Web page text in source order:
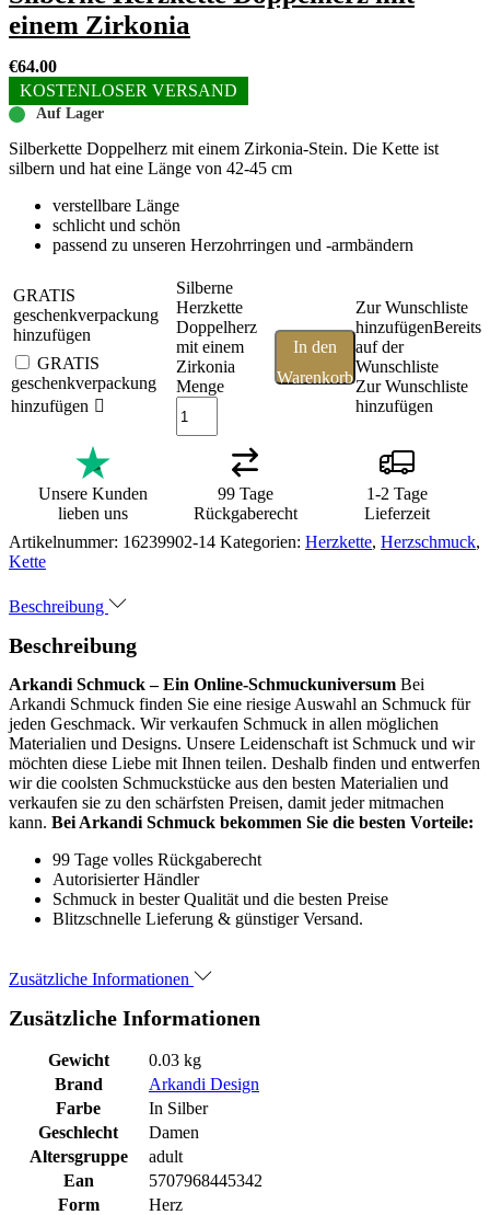
einem Zirkonia
€64.00
KOSTENLOSER VERSAND
Auf Lager
Silberkette Doppelherz mit einem Zirkonia-Stein. Die Kette ist
silbern und hat eine Länge von 42-45 cm
verstellbare Länge
schlicht und schön
passend zu unseren Herzohrringen und -armbändern
GRATIS
geschenkverpackung
hinzufügen
GRATIS
geschenkverpackung
hinzufügen
Silberne
Herzkette
Doppelherz
mit einem
Zirkonia
Menge
In den
Warenkorb
Zur Wunschliste
hinzufügenBereits
auf der
Wunschliste
Zur Wunschliste
hinzufügen
Unsere Kunden
lieben uns
99 Tage
Rückgaberecht
1-2 Tage
Lieferzeit
Artikelnummer: 16239902-14 Kategorien: Herzkette, Herzschmuck,
Kette
Beschreibung
Beschreibung
Arkandi Schmuck – Ein Online-Schmuckuniversum Bei
Arkandi Schmuck finden Sie eine riesige Auswahl an Schmuck für
jeden Geschmack. Wir verkaufen Schmuck in allen möglichen
Materialien und Designs. Unsere Leidenschaft ist Schmuck und wir
möchten diese Liebe mit Ihnen teilen. Deshalb finden und entwerfen
wir die coolsten Schmuckstücke aus den besten Materialien und
verkaufen sie zu den schärfsten Preisen, damit jeder mitmachen
kann. Bei Arkandi Schmuck bekommen Sie die besten Vorteile:
99 Tage volles Rückgaberecht
Autorisierter Händler
Schmuck in bester Qualität und die besten Preise
Blitzschnelle Lieferung & günstiger Versand.
Zusätzliche Informationen
Zusätzliche Informationen
Gewicht
0.03 kg
Brand
Arkandi Design
Farbe
In Silber
Geschlecht
Damen
Altersgruppe
adult
Ean
5707968445342
Form
Herz